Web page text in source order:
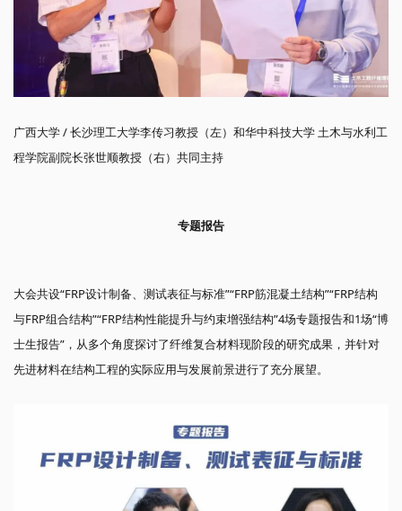
广西大学 / 长沙理工大学李传习教授（左）和华中科技大学 土木与水利工
程学院副院长张世顺教授（右）共同主持
专题报告
大会共设“FRP设计制备、测试表征与标准”“FRP筋混凝土结构”“FRP结构
与FRP组合结构”“FRP结构性能提升与约束增强结构”4场专题报告和1场“博
士生报告”，从多个角度探讨了纤维复合材料现阶段的研究成果，并针对
先进材料在结构工程的实际应用与发展前景进行了充分展望。